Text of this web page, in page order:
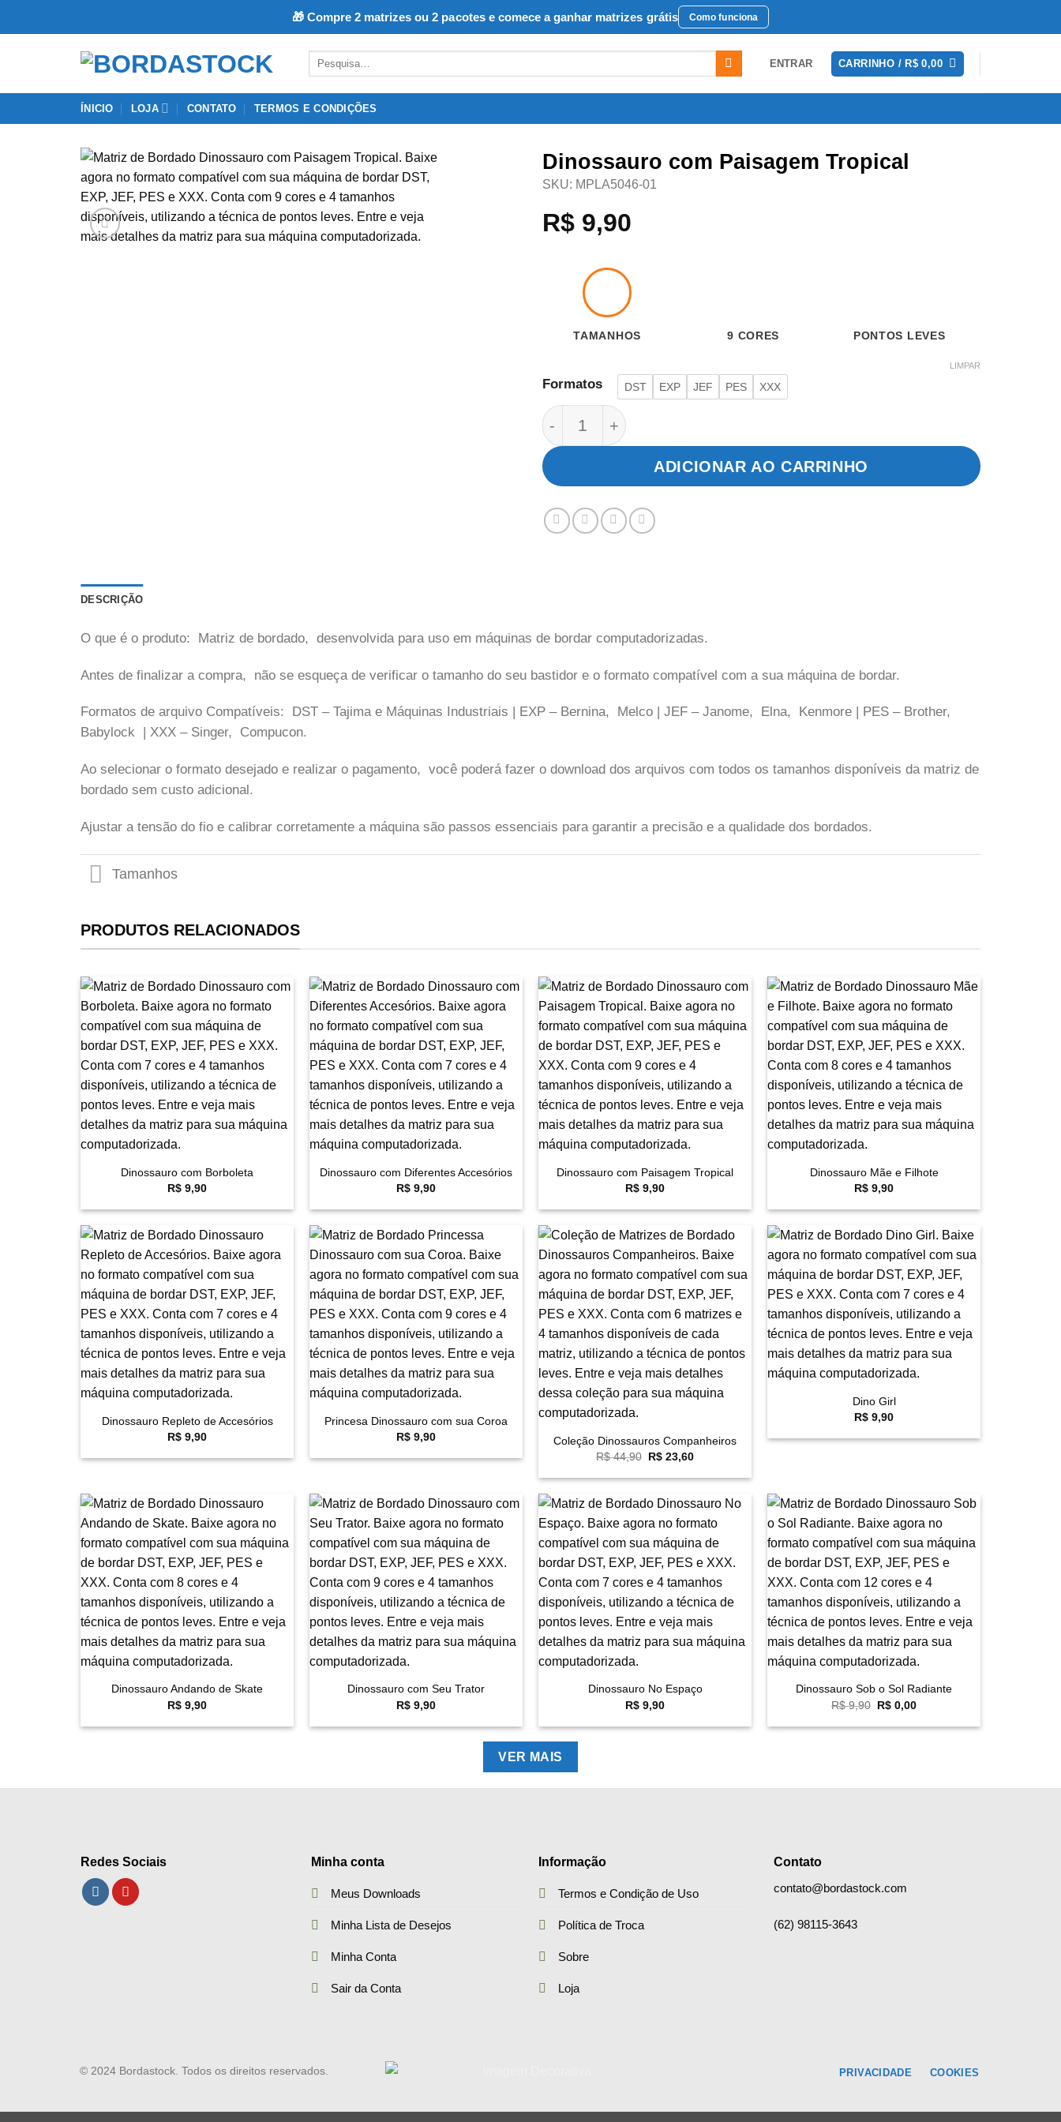
🎁 Compre 2 matrizes ou 2 pacotes e comece a ganhar matrizes grátis Como funciona
Pesquisar
ENTRAR CARRINHO /R$ 0,00
ÍNICIO LOJA CONTATO TERMOS E CONDIÇÕES
Favoritar
Dinossauro com Paisagem Tropical
SKU: MPLA5046-01
R$ 9,90
Formatos DST EXP JEF PES XXX
LIMPAR
Dinossauro com Paisagem Tropical quantidade
ADICIONAR AO CARRINHO
DESCRIÇÃO
O que é o produto: Matriz de bordado, desenvolvida para uso em máquinas de bordar computadorizadas.
Antes de finalizar a compra, não se esqueça de verificar o tamanho do seu bastidor e o formato compatível com a sua máquina de bordar.
Formatos de arquivo Compatíveis: DST – Tajima e Máquinas Industriais | EXP – Bernina, Melco | JEF – Janome, Elna, Kenmore | PES – Brother,
Babylock | XXX – Singer, Compucon.
Ao selecionar o formato desejado e realizar o pagamento, você poderá fazer o download dos arquivos com todos os tamanhos disponíveis da matriz de
bordado sem custo adicional.
Ajustar a tensão do fio e calibrar corretamente a máquina são passos essenciais para garantir a precisão e a qualidade dos bordados.
Tamanhos
PRODUTOS RELACIONADOS
Favoritar
Dinossauro com Borboleta
R$ 9,90
Dinossauro com Diferentes Accesórios
R$ 9,90
Favoritar
Dinossauro com Paisagem Tropical
R$ 9,90
Favoritar
Dinossauro Mãe e Filhote
R$ 9,90
Dinossauro Repleto de Accesórios
R$ 9,90
Princesa Dinossauro com sua Coroa
R$ 9,90
Coleção Dinossauros Companheiros
R$44,90 O
original
R$ 44,90.
R$ 23,60O
atual
R$ 23,60.
Favoritar
Dino Girl
R$ 9,90
Favoritar
Dinossauro Andando de Skate
R$ 9,90
Favoritar
Dinossauro com Seu Trator
R$ 9,90
Favoritar
Dinossauro No Espaço
R$ 9,90
Favoritar
Dinossauro Sob o Sol Radiante
R$9,90 O
original
R$ 0,00O
atual
VER MAIS
Redes Sociais Minha conta
Meus Downloads
Minha Lista de Desejos
Minha Conta
Sair da Conta
Informação
Termos e Condição de Uso
Política de Troca
Sobre
Loja
Contato
contato@bordastock.com
(62) 98115-3643
© 2024 Bordastock. Todos os direitos reservados. PRIVACIDADE COOKIES